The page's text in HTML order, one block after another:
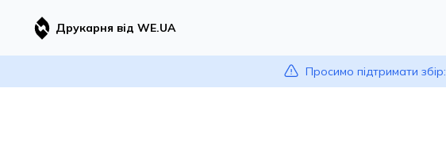
Друкарня від WE.UA
Просимо підтримати збір: